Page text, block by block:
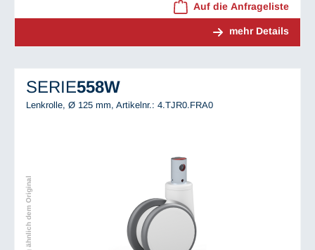
Auf die Anfrageliste
mehr Details
SERIE558W
Lenkrolle, Ø 125 mm, Artikelnr.: 4.TJR0.FRA0